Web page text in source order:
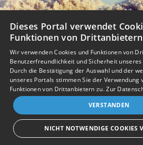
08.05.2025
Renate
Liebe Petra Es ist so
verstehen das du nicht mehr da
weiterlesen
Impressum Nutzungsbedingungen
Barrierefreiheit
Barriere melden
I
m
A
c
e
s
I
K
n
t
Kontrastmodus
eigenes Gedenkportal
Gedenkportal erstellen
Dieses Portal verwendet
Funktionen von
Wir verwenden Cookies und Funktionen von
Benutzerfreundlichkeit und Sicherheit
Durch die Bestätigung der Auswahl und der
unseres Portals stimmen Sie der Verwendung
Funktionen von Drittanbietern zu.Zur
VERSTANDEN
NICHT NOTWENDIGE COOKIES